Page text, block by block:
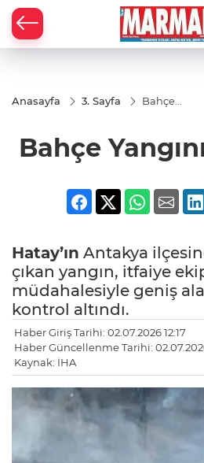
Anasayfa 3. Sayfa
Bahçe
Bahçe
Hatay’ın Antakya
çıkan yangın, itfaiye
müdahalesiyle geniş
kontrol altındı.
Haber Giriş Tarihi: 02.07.2026 12:17
Haber Güncellenme Tarihi:
Kaynak: İHA